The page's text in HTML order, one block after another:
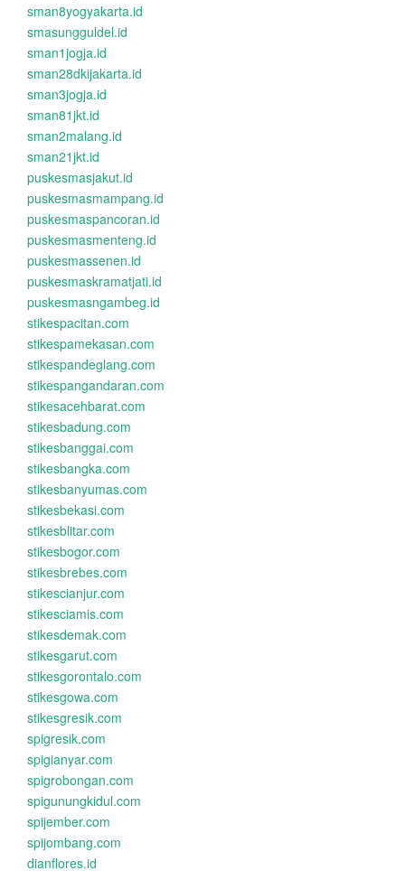
sman8yogyakarta.id
smasungguldel.id
sman1jogja.id
sman28dkijakarta.id
sman3jogja.id
sman81jkt.id
sman2malang.id
sman21jkt.id
puskesmasjakut.id
puskesmasmampang.id
puskesmaspancoran.id
puskesmasmenteng.id
puskesmassenen.id
puskesmaskramatjati.id
puskesmasngambeg.id
stikespacitan.com
stikespamekasan.com
stikespandeglang.com
stikespangandaran.com
stikesacehbarat.com
stikesbadung.com
stikesbanggai.com
stikesbangka.com
stikesbanyumas.com
stikesbekasi.com
stikesblitar.com
stikesbogor.com
stikesbrebes.com
stikescianjur.com
stikesciamis.com
stikesdemak.com
stikesgarut.com
stikesgorontalo.com
stikesgowa.com
stikesgresik.com
spigresik.com
spigianyar.com
spigrobongan.com
spigunungkidul.com
spijember.com
spijombang.com
dianflores.id